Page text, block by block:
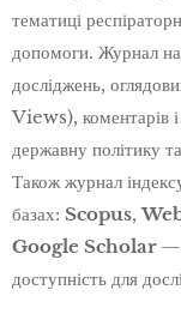
тематиці
допомоги. Журнал
досліджень,
Views), коментарів
державну політику
Також журнал
базах: Scopus,
Google Scholar—
доступність для